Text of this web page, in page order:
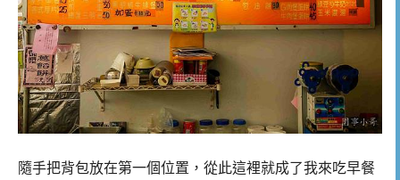
隨手把背包放在第一個位置，從此這裡就成了我來吃早餐